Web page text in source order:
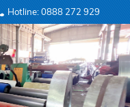
Hotline: 0888 272 929